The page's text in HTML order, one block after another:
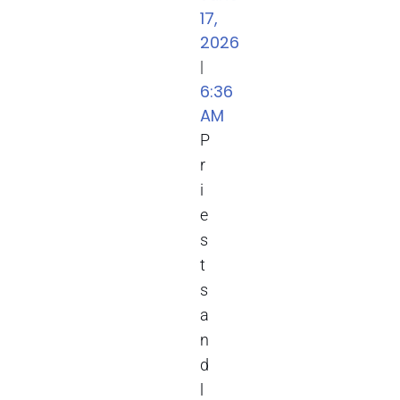
17,
2026
|
6:36
AM
P
r
i
e
s
t
s
a
n
d
l